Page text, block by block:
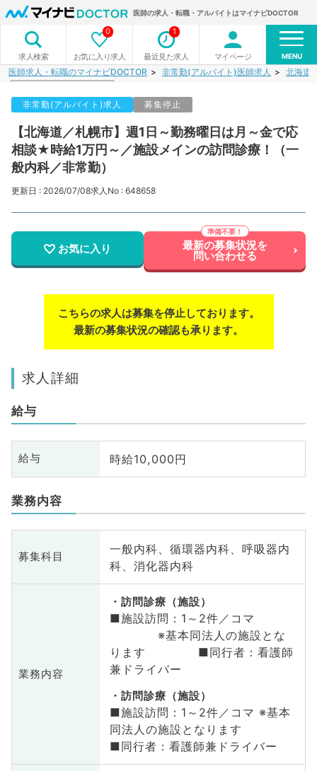
医師の求人・転職・アルバイトはマイナビDOCTOR
求人検索 お気に入り求人
0
最近見た求人
1
マイページ MENU
医師求人・転職のマイナビDOCTOR 非常勤(アルバイト)医師求人 北海道
非常勤(アルバイト)求人 募集停止
【北海道／札幌市】週1日～勤務曜日は月～金で応
相談★時給1万円～／施設メインの訪問診療！（一
般内科／非常勤）
更新日 : 2026/07/08求人No : 648658
お気に入り 最新の募集状況を
問い合わせる
こちらの求人は募集を停止しております。
最新の募集状況の確認も承ります。
求人詳細
給与
給与 時給10,000円
業務内容
募集科目
一般内科、循環器内科、呼吸器内
科、消化器内科
業務内容
訪問診療（施設）
■施設訪問：1～2件／コマ
※基本同法人の施設とな
ります ■同行者：看護師
兼ドライバー
訪問診療（施設）
■施設訪問：1～2件／コマ ※基本
同法人の施設となります
■同行者：看護師兼ドライバー